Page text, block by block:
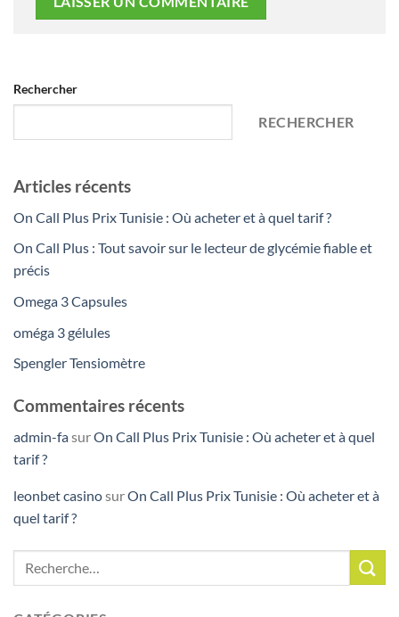
Rechercher
RECHERCHER
Articles récents
On Call Plus Prix Tunisie : Où acheter et à quel tarif ?
On Call Plus : Tout savoir sur le lecteur de glycémie fiable et
précis
Omega 3 Capsules
oméga 3 gélules
Spengler Tensiomètre
Commentaires récents
admin-fasurOn Call Plus Prix Tunisie : Où acheter et à quel
tarif ?
leonbet casinosurOn Call Plus Prix Tunisie : Où acheter et à
quel tarif ?